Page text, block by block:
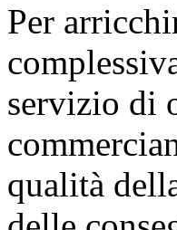
Per
servizio di
qualità